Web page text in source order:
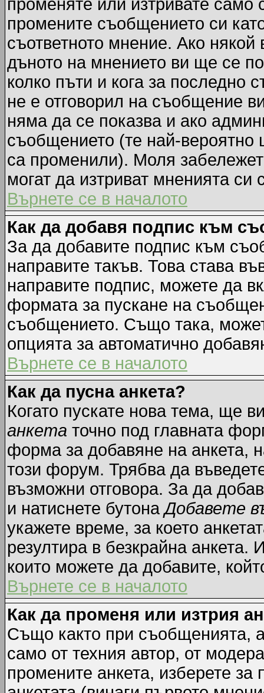
променяте или изтривате
промените съобщението си
съответното мнение. Ако
дъното на мнението ви ще се
колко пъти и кога за последно
не е отговорил на съобщение
няма да се показва и ако
съобщението (те най-
са променили). Моля
могат да изтриват мненията си
Върнете се в началото
Как да добавя подпис към
За да добавите подпис към
направите такъв. Това става
направите подпис, можете да
формата за пускане на
съобщението. Също така,
опцията за автоматично
Върнете се в началото
Как да пусна анкета?
Когато пускате нова тема, ще
анкета точно под главната
форма за добавяне на анкета,
този форум. Трябва да
възможни отговора. За да
и натиснете бутонаДобавете
укажете време, за което
резултира в безкрайна
които можете да добавите,
Върнете се в началото
Как да променя или изтрия
Също както при съобщенията,
само от техния автор, от
промените анкета, изберете